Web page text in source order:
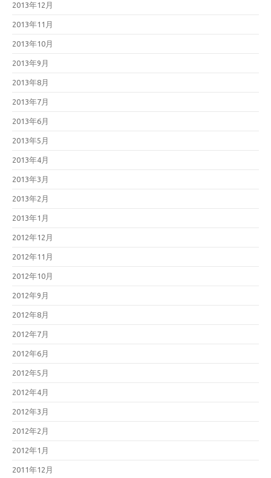
2013年12月
2013年11月
2013年10月
2013年9月
2013年8月
2013年7月
2013年6月
2013年5月
2013年4月
2013年3月
2013年2月
2013年1月
2012年12月
2012年11月
2012年10月
2012年9月
2012年8月
2012年7月
2012年6月
2012年5月
2012年4月
2012年3月
2012年2月
2012年1月
2011年12月